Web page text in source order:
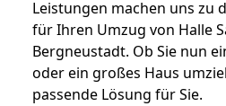
Leistungen machen uns zu
für Ihren Umzug von Halle
Bergneustadt. Ob Sie nun
oder ein großes Haus
passende Lösung für Sie.